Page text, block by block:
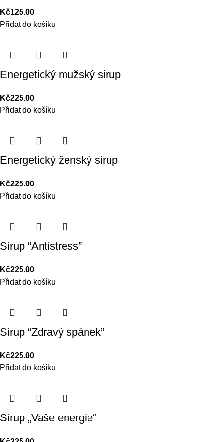
Kč125.00
Přidat do košíku
Energetický mužský sirup
Kč225.00
Přidat do košíku
Energetický ženský sirup
Kč225.00
Přidat do košíku
Sirup “Antistress”
Kč225.00
Přidat do košíku
Sirup “Zdravý spánek”
Kč225.00
Přidat do košíku
Sirup „Vaše energie“